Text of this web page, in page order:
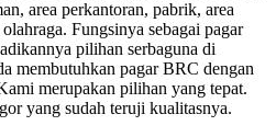
area perkantoran, pabrik, area
Fungsinya sebagai pagar
pilihan serbaguna di
membutuhkan pagar BRC dengan
merupakan pilihan yang tepat.
yang sudah teruji kualitasnya.